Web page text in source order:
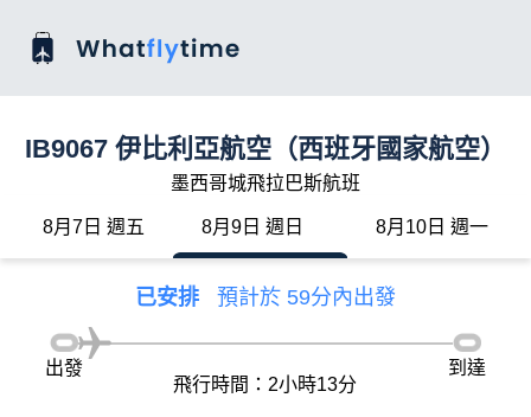
IB9067 伊比利亞航空（西班牙國家航空）
墨西哥城飛拉巴斯航班
8月7日 週五 8月9日 週日 8月10日 週一
已安排 預計於 59分內出發
出發
飛行時間：2小時13分
到達